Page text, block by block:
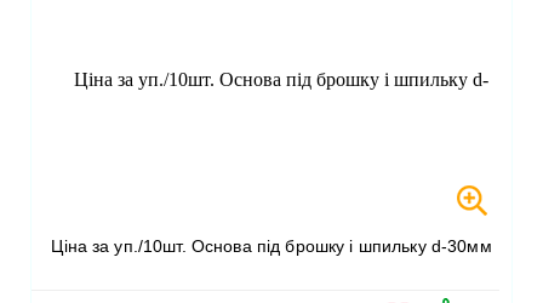
Ціна за уп./10шт. Основа під брошку і шпильку d-30мм